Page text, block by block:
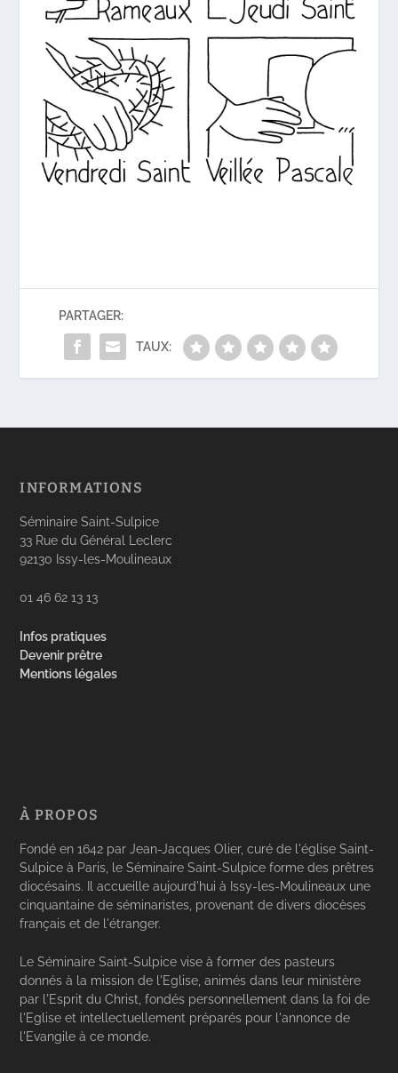
PARTAGER:
TAUX:
INFORMATIONS
Séminaire Saint-Sulpice
33 Rue du Général Leclerc
92130 Issy-les-Moulineaux
01 46 62 13 13
Infos pratiques
Devenir prêtre
Mentions légales
À PROPOS
Fondé en 1642 par Jean-Jacques Olier, curé de l'église Saint-
Sulpice à Paris, le Séminaire Saint-Sulpice forme des prêtres
diocésains. Il accueille aujourd'hui à Issy-les-Moulineaux une
cinquantaine de séminaristes, provenant de divers diocèses
français et de l'étranger.
Le Séminaire Saint-Sulpice vise à former des pasteurs
donnés à la mission de l'Eglise, animés dans leur ministère
par l'Esprit du Christ, fondés personnellement dans la foi de
l'Eglise et intellectuellement préparés pour l'annonce de
l'Evangile à ce monde.